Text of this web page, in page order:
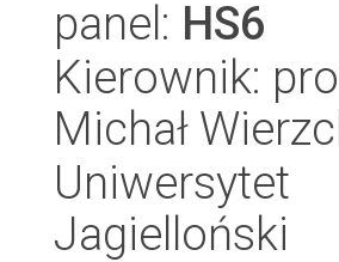
panel: HS6
Kierownik:
Michał
Uniwersytet
Jagielloński